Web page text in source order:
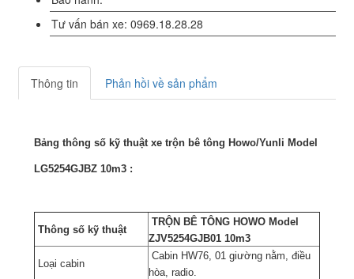
Tư vấn bán xe: 0969.18.28.28
Thông tin Phản hồi về sản phẩm
Bảng thông số kỹ thuật xe trộn bê tông Howo/Yunli Model
LG5254GJBZ 10m3 :
Thông số kỹ thuật
TRỘN BÊ TÔNG HOWO Model
ZJV5254GJB01 10m3
Loại cabin
Cabin HW76, 01 giường nằm, điều
hòa, radio.